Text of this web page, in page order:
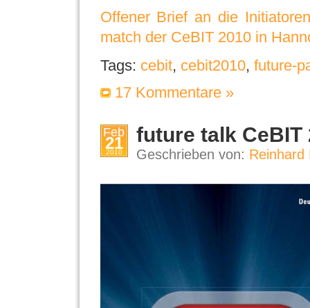
Offener Brief an die
match der CeBIT 2010 in
Tags: cebit, cebit2010, future-
17 Kommentare »
Feb
21
2010
future talk CeBIT
Geschrieben von: Reinhard